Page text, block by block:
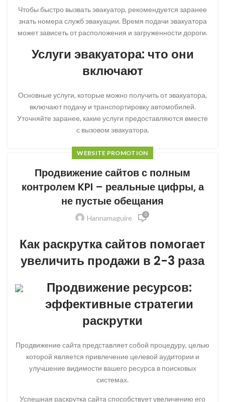
Чтобы быстро вызвать эвакуатор, рекомендуется заранее
знать номера служб эвакуации. Время подачи эвакуатора
может зависеть от расположения и загруженности дороги.
Услуги эвакуатора: что они
включают
Основные услуги, которые можно получить от эвакуатора,
включают подачу и транспортировку автомобилей.
Уточняйте заранее, какие услуги предоставляются вместе
с вызовом эвакуатора.
WEBSITE PROMOTION
Продвижение сайтов с полным
контролем KPI – реальные цифры, а
не пустые обещания
Hannamaguire 0
Как раскрутка сайтов помогает
увеличить продажи в 2-3 раза
Продвижение ресурсов:
эффективные стратегии
раскрутки
Продвижение сайта представляет собой процедуру, целью
которой является привлечение целевой аудитории и
улучшение видимости вашего ресурса в поисковых
системах.
Успешная раскрутка сайта способствует увеличению его